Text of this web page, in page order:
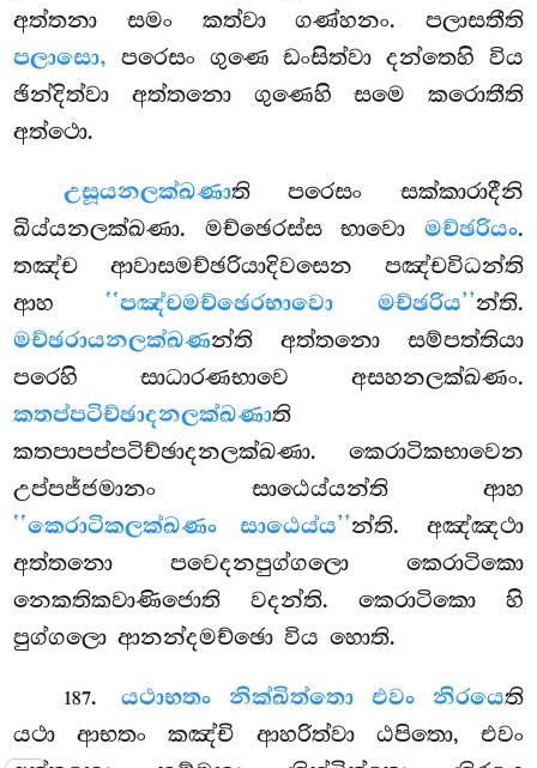
අත්තනා සමං කත්වා ගණ්හනං. පලාසතීති
පලාසො, පරෙසං ගුණෙ ඩංසිත්වා දන්තෙහි විය
ඡින්දිත්වා අත්තනො ගුණෙහි සමෙ කරොතීති
අත්ථො.
උසූයනලක්ඛණාති පරෙසං සක්කාරාදීනි
ඛිය්යනලක්ඛණා. මච්ඡෙරස්ස භාවො මච්ඡරියං.
තඤ්ච ආවාසමච්ඡරියාදිවසෙන පඤ්චවිධන්ති
ආහ ‘‘පඤ්චමච්ඡෙරභාවො මච්ඡරිය’’න්ති.
මච්ඡරායනලක්ඛණන්ති අත්තනො සම්පත්තියා
පරෙහි සාධාරණභාවෙ අසහනලක්ඛණං.
කතප්පටිච්ඡාදනලක්ඛණාති
කතපාපප්පටිච්ඡාදනලක්ඛණා. කෙරාටිකභාවෙන
උප්පජ්ජමානං සාඨෙය්යන්ති ආහ
‘‘කෙරාටිකලක්ඛණං සාඨෙය්ය’’න්ති. අඤ්ඤථා
අත්තනො පවෙදනපුග්ගලො කෙරාටිකො
නෙකතිකවාණිජොති වදන්ති. කෙරාටිකො හි
පුග්ගලො ආනන්දමච්ඡො විය හොති.
187. යථාභතං නික්ඛිත්තො එවං නිරයෙති
යථා ආභතං කඤ්චි ආහරිත්වා ඨපිතො, එවං